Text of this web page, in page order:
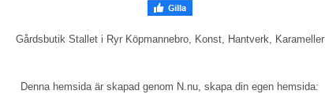
Gårdsbutik Stallet i Ryr Köpmannebro, Konst, Hantverk, Karameller
Denna hemsida är skapad genom N.nu, skapa din egen hemsida: